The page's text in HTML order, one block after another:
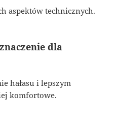
aspektów technicznych.
dla
hałasu i lepszym
komfortowe.